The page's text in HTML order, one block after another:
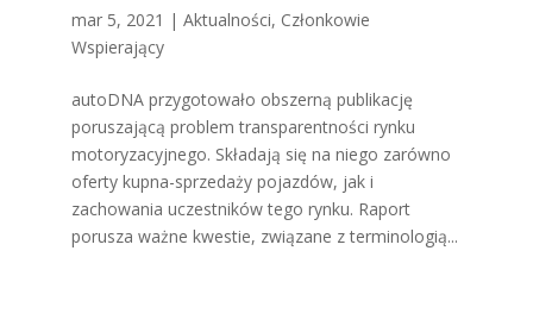
mar 5, 2021 | Aktualności, Członkowie
Wspierający
autoDNA przygotowało obszerną publikację
poruszającą problem transparentności rynku
motoryzacyjnego. Składają się na niego zarówno
oferty kupna-sprzedaży pojazdów, jak i
zachowania uczestników tego rynku. Raport
porusza ważne kwestie, związane z terminologią...